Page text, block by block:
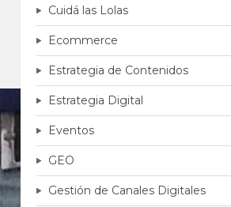
Cuidá las Lolas
Ecommerce
Estrategia de Contenidos
Estrategia Digital
Eventos
GEO
Gestión de Canales Digitales